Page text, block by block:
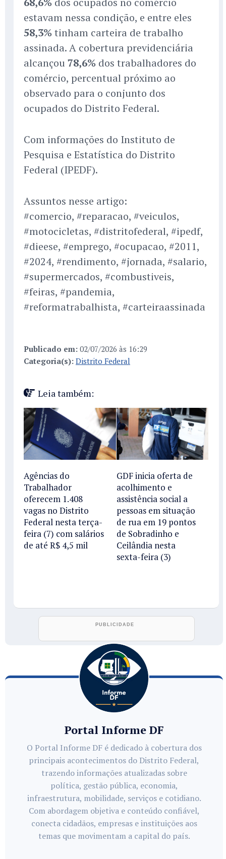
estavam nessa condição, e entre eles
58,3%tinham carteira de trabalho
assinada. A cobertura previdenciária
alcançou 78,6% dos trabalhadores do
comércio, percentual próximo ao
observado para o conjunto dos
ocupados do Distrito Federal.
Com informações do Instituto de
Pesquisa e Estatística do Distrito
Federal (IPEDF).
Assuntos nesse artigo:
#comercio, #reparacao, #veiculos,
#motocicletas, #distritofederal, #ipedf,
#dieese, #emprego, #ocupacao, #2011,
#2024, #rendimento, #jornada, #salario,
#supermercados, #combustiveis,
#feiras, #pandemia,
#reformatrabalhista, #carteiraassinada
Publicado em: 02/07/2026 às 16:29
Categoria(s): Distrito Federal
Leia também:
Agências do
Trabalhador
oferecem 1.408
vagas no Distrito
Federal nesta terça-
feira (7) com salários
de até R$ 4,5 mil
GDF inicia oferta de
acolhimento e
assistência social a
pessoas em situação
de rua em 19 pontos
de Sobradinho e
Ceilândia nesta
sexta-feira (3)
Portal Informe DF
O Portal Informe DF é dedicado à cobertura dos
principais acontecimentos do Distrito Federal,
trazendo informações atualizadas sobre
política, gestão pública, economia,
infraestrutura, mobilidade, serviços e cotidiano.
Com abordagem objetiva e conteúdo confiável,
conecta cidadãos, empresas e instituições aos
temas que movimentam a capital do país.